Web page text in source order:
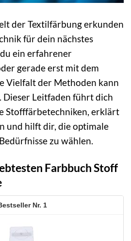
der Textilfärbung erkunden
für dein nächstes
ein erfahrener
gerade erst mit dem
Vielfalt der Methoden kann
Dieser Leitfaden führt dich
Stofffärbetechniken, erklärt
und hilft dir, die optimale
zu wählen.
Farbbuch Stoff
1